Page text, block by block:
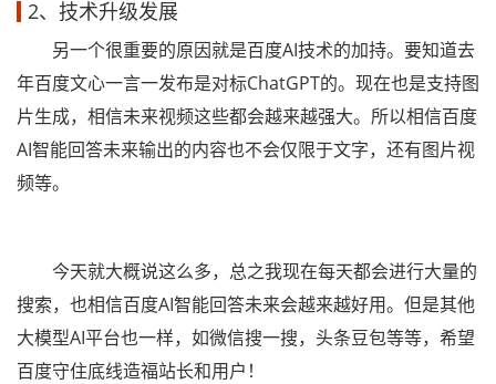
2、技术升级发展
另一个很重要的原因就是百度AI技术的加持。要知道去
年百度文心一言一发布是对标ChatGPT的。现在也是支持图
片生成，相信未来视频这些都会越来越强大。所以相信百度
AI智能回答未来输出的内容也不会仅限于文字，还有图片视
频等。
今天就大概说这么多，总之我现在每天都会进行大量的
搜索，也相信百度AI智能回答未来会越来越好用。但是其他
大模型AI平台也一样，如微信搜一搜，头条豆包等等，希望
百度守住底线造福站长和用户！